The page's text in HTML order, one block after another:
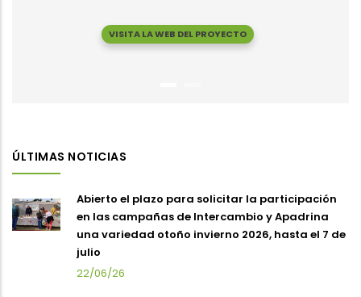
VISITA LA WEB DEL PROYECTO
ÚLTIMAS NOTICIAS
Abierto el plazo para solicitar la participación
en las campañas de Intercambio y Apadrina
una variedad otoño invierno 2026, hasta el 7 de
julio
22/06/26